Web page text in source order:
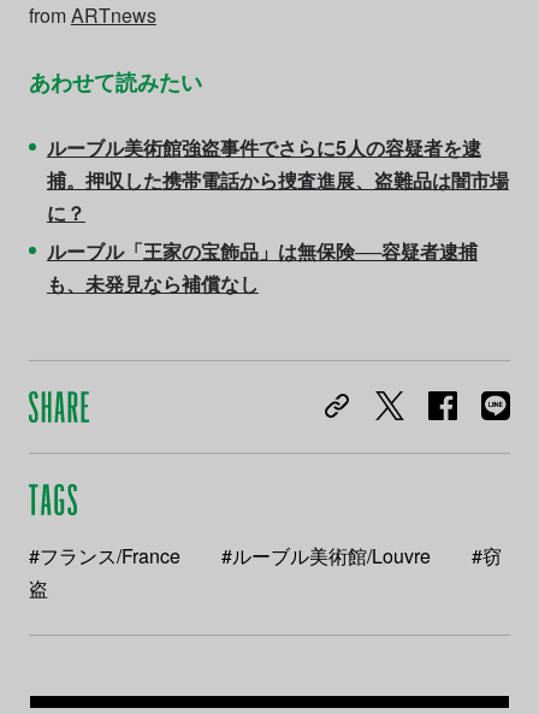
fromARTnews
あわせて読みたい
ルーブル美術館強盗事件でさらに5人の容疑者を逮
捕。押収した携帯電話から捜査進展、盗難品は闇市場
に？
ルーブル「王家の宝飾品」は無保険──容疑者逮捕
も、未発見なら補償なし
#フランス/France #ルーブル美術館/Louvre
#窃
盗